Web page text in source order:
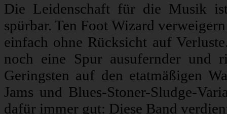
Die Leidenschaft für die Musik
spürbar. Ten Foot Wizard
einfach ohne Rücksicht auf
noch eine Spur ausufernder und
Geringsten auf den etatmäßigen
Jams und Blues-Stoner-Sludge-
dafür immer gut: Diese Band